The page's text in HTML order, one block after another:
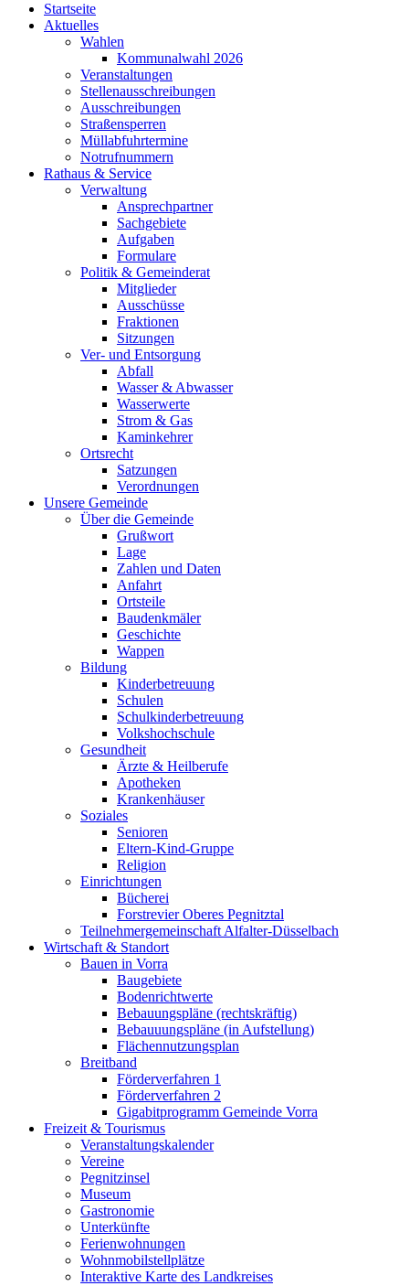
Startseite
Aktuelles
Wahlen
Kommunalwahl 2026
Veranstaltungen
Stellenausschreibungen
Ausschreibungen
Straßensperren
Müllabfuhrtermine
Notrufnummern
Rathaus & Service
Verwaltung
Ansprechpartner
Sachgebiete
Aufgaben
Formulare
Politik & Gemeinderat
Mitglieder
Ausschüsse
Fraktionen
Sitzungen
Ver- und Entsorgung
Abfall
Wasser & Abwasser
Wasserwerte
Strom & Gas
Kaminkehrer
Ortsrecht
Satzungen
Verordnungen
Unsere Gemeinde
Über die Gemeinde
Grußwort
Lage
Zahlen und Daten
Anfahrt
Ortsteile
Baudenkmäler
Geschichte
Wappen
Bildung
Kinderbetreuung
Schulen
Schulkinderbetreuung
Volkshochschule
Gesundheit
Ärzte & Heilberufe
Apotheken
Krankenhäuser
Soziales
Senioren
Eltern-Kind-Gruppe
Religion
Einrichtungen
Bücherei
Forstrevier Oberes Pegnitztal
Teilnehmergemeinschaft Alfalter-Düsselbach
Wirtschaft & Standort
Bauen in Vorra
Baugebiete
Bodenrichtwerte
Bebauungspläne (rechtskräftig)
Bebauuungspläne (in Aufstellung)
Flächennutzungsplan
Breitband
Förderverfahren 1
Förderverfahren 2
Gigabitprogramm Gemeinde Vorra
Freizeit & Tourismus
Veranstaltungskalender
Vereine
Pegnitzinsel
Museum
Gastronomie
Unterkünfte
Ferienwohnungen
Wohnmobilstellplätze
Interaktive Karte des Landkreises